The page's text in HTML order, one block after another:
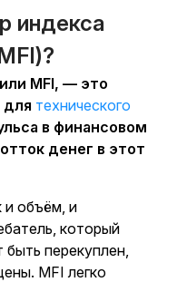
индекса
MFI, — это
для технического
в финансовом
денег в этот
и объём, и
который
перекуплен,
MFI легко